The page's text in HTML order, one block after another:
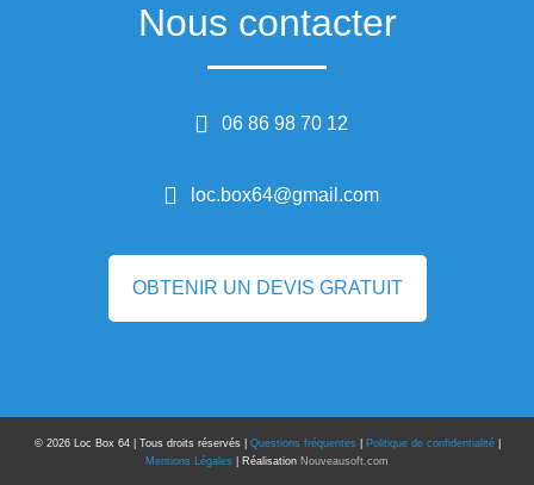
Nous contacter
06 86 98 70 12
loc.box64@gmail.com
OBTENIR UN DEVIS GRATUIT
© 2026Loc Box 64 | Tous droits réservés | Questions fréquentes Politique de confidentialité|
Mentions Légales | Réalisation Nouveausoft.com